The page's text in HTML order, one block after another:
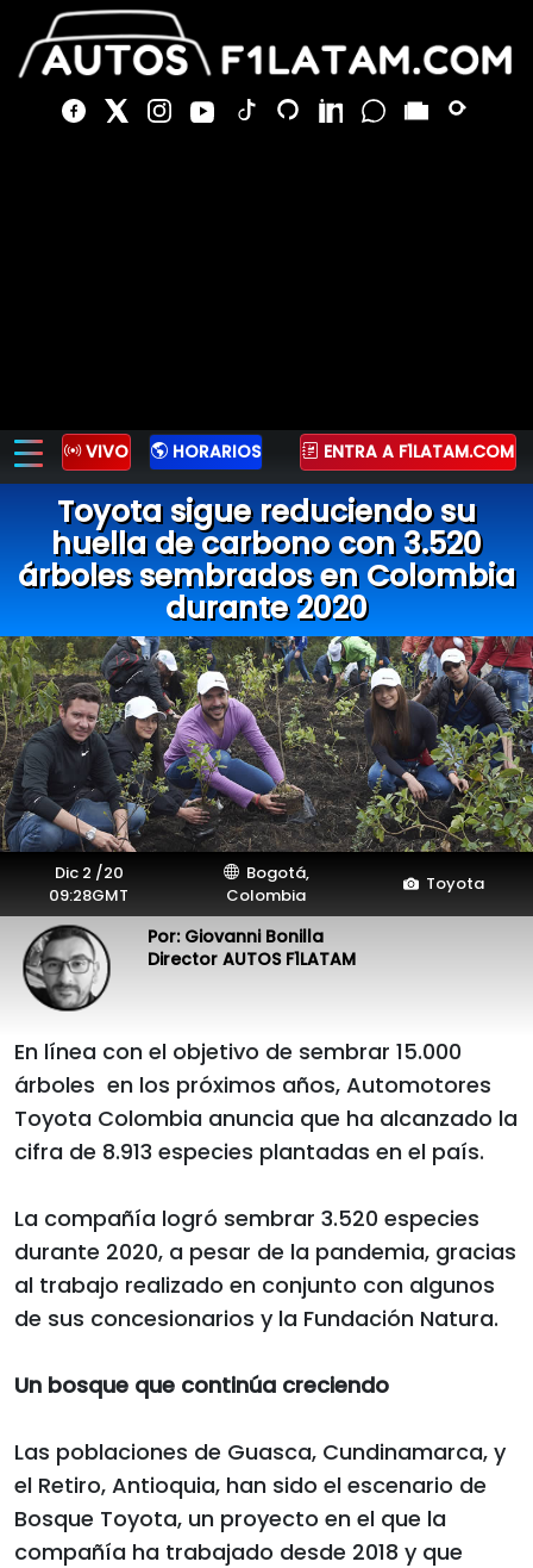
VIVO HORARIOS ENTRA A F1LATAM.COM
Toyota sigue reduciendo su
huella de carbono con 3.520
árboles sembrados en Colombia
durante 2020
Dic 2 /20
09:28GMT
Bogotá,
Colombia
Toyota
Por: Giovanni Bonilla
Director AUTOS F1LATAM
En línea con el objetivo de sembrar 15.000
árboles en los próximos años, Automotores
Toyota Colombia anuncia que ha alcanzado la
cifra de 8.913 especies plantadas en el país.
La compañía logró sembrar 3.520 especies
durante 2020, a pesar de la pandemia, gracias
al trabajo realizado en conjunto con algunos
de sus concesionarios y la Fundación Natura.
Un bosque que continúa creciendo
Las poblaciones de Guasca, Cundinamarca, y
el Retiro, Antioquia, han sido el escenario de
Bosque Toyota, un proyecto en el que la
compañía ha trabajado desde 2018 y que